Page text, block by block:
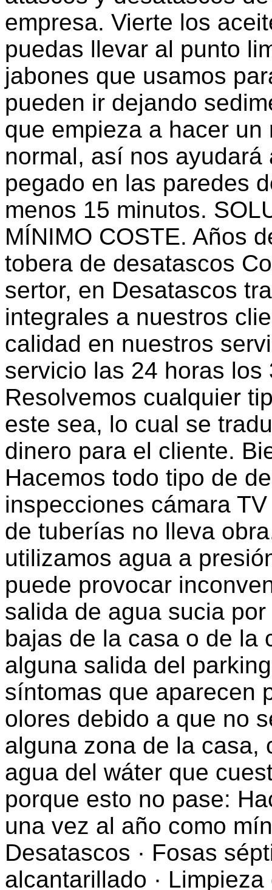
empresa. Vierte los
puedas llevar al punto
jabones que usamos
pueden ir dejando
que empieza a hacer
normal, así nos
pegado en las paredes
menos 15 minutos.
MÍNIMO COSTE. Años
tobera de desatascos
sertor, en Desatascos
integrales a nuestros
calidad en nuestros
servicio las 24 horas
Resolvemos cualquier
este sea, lo cual se
dinero para el cliente.
Hacemos todo tipo de
inspecciones cámara
de tuberías no lleva
utilizamos agua a
puede provocar
salida de agua sucia
bajas de la casa o de la
alguna salida del
síntomas que aparecen
olores debido a que no
alguna zona de la casa,
agua del wáter que
porque esto no pase:
una vez al año como
Desatascos · Fosas
alcantarillado ·